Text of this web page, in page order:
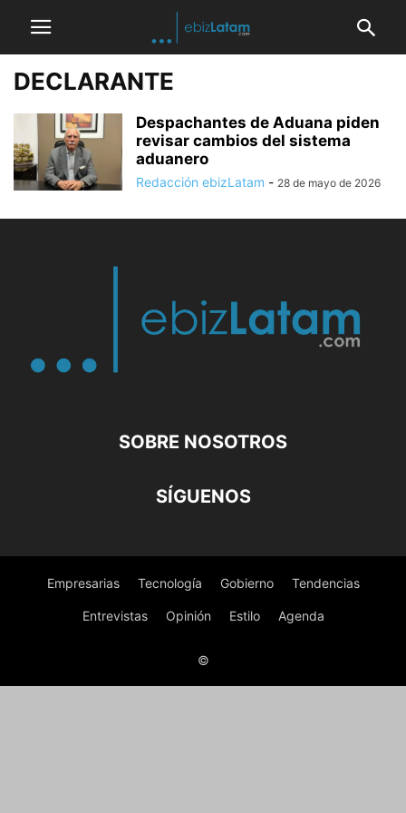
DECLARANTE
Despachantes de Aduana piden
revisar cambios del sistema
aduanero
Redacción ebizLatam - 28 de mayo de 2026
SOBRE NOSOTROS
SÍGUENOS
Empresarias Tecnología Gobierno Tendencias
Entrevistas Opinión Estilo Agenda
©